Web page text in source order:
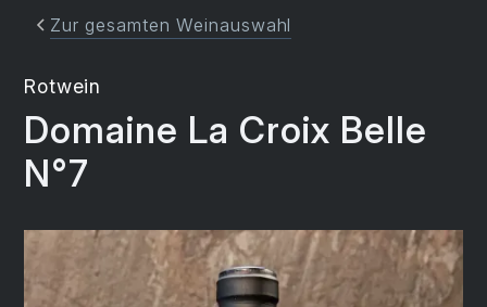
Zur gesamten Weinauswahl
Rotwein
Domaine La Croix Belle
N°7